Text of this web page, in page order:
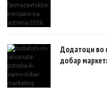
Додатоци во
добар